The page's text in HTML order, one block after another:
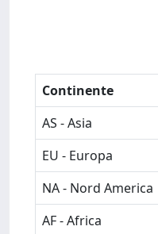
Continente
AS - Asia
EU - Europa
NA - Nord America
AF - Africa